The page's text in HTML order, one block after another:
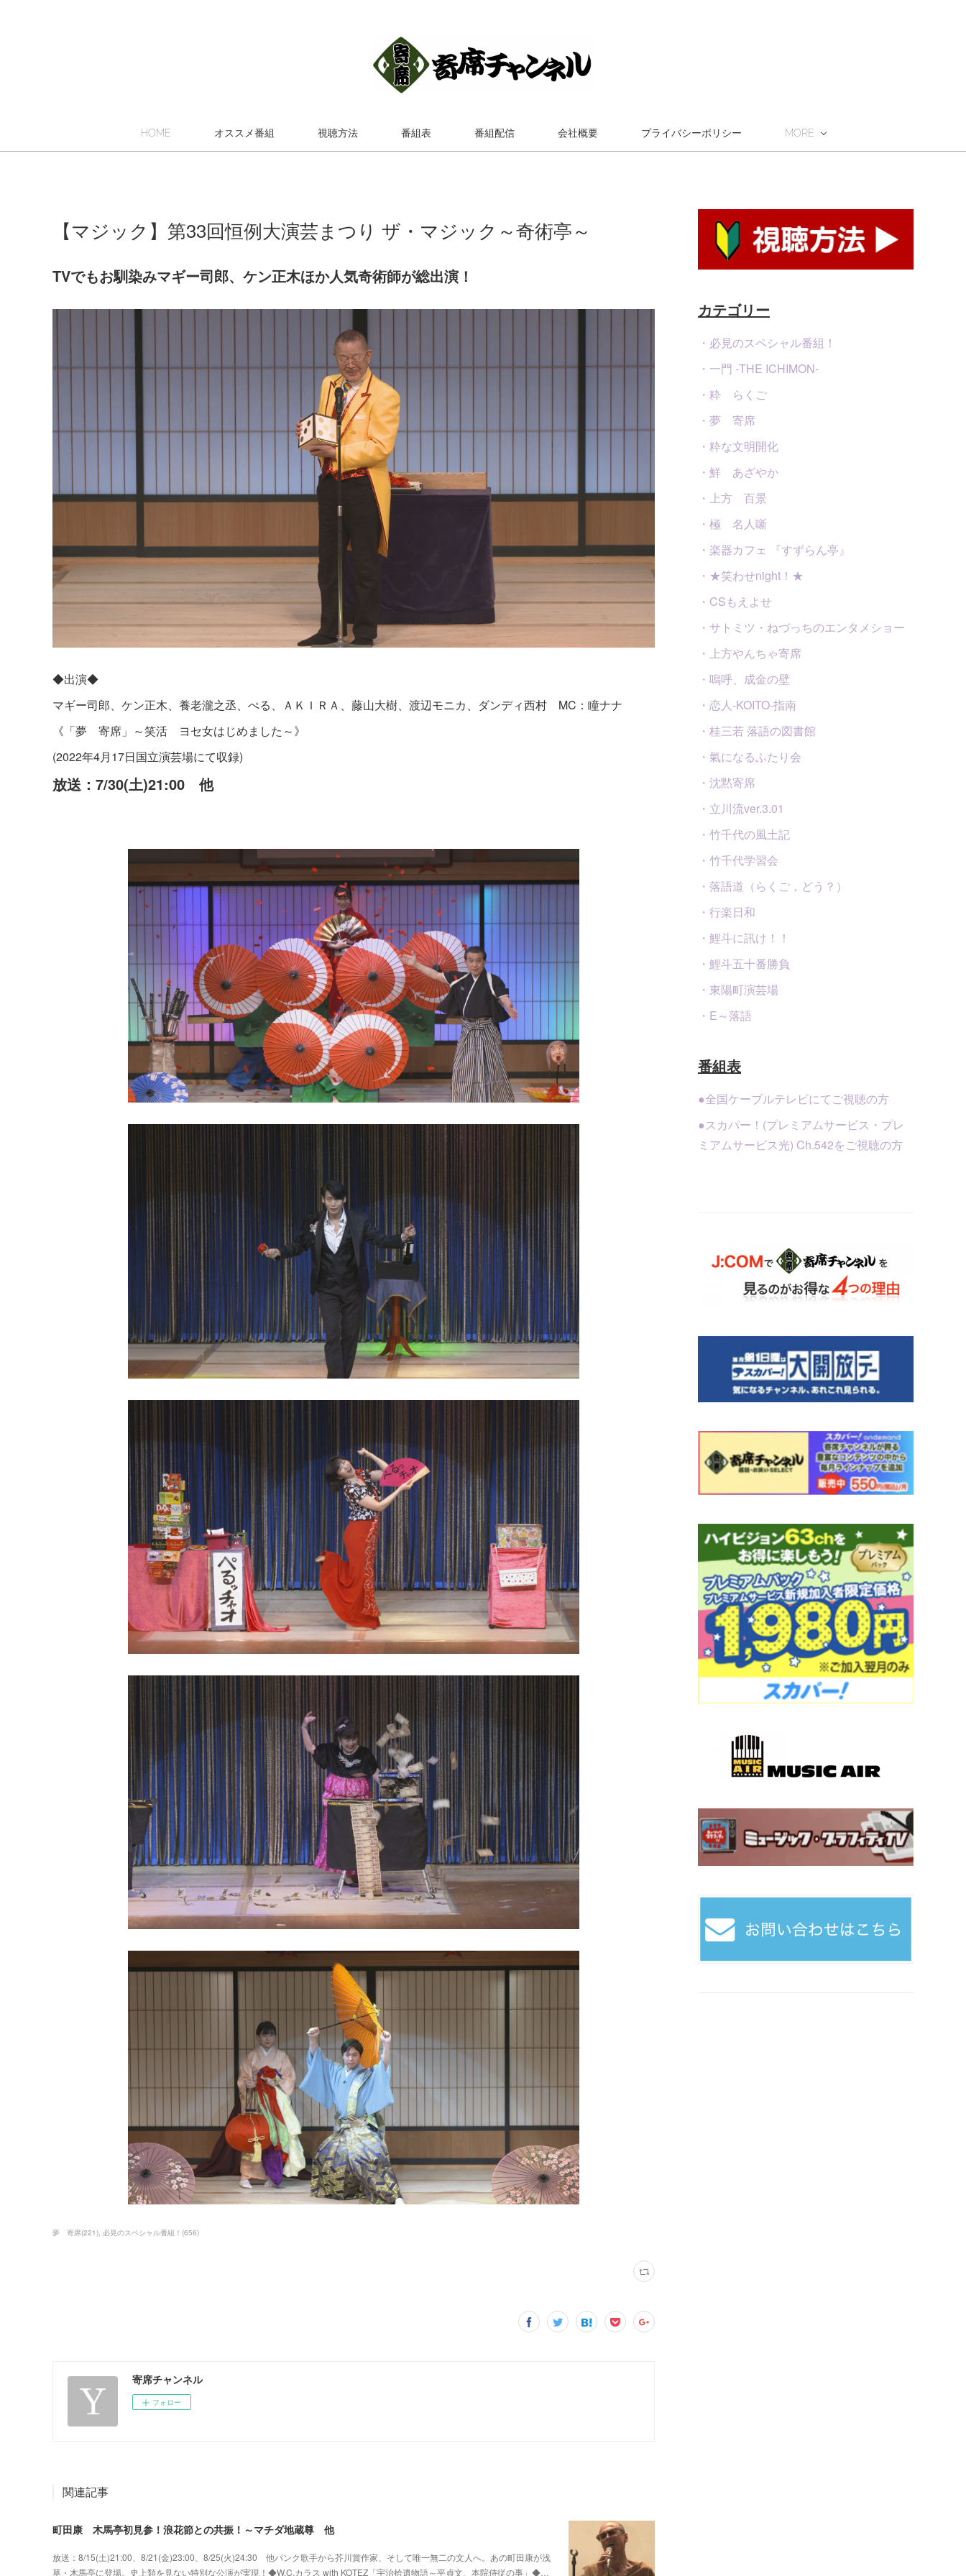
HOME オススメ番組 視聴方法 番組表 番組配信 会社概要 プライバシーポリシー MORE
【マジック】第33回恒例大演芸まつり ザ・マジック～奇術亭～
TVでもお馴染みマギー司郎、ケン正木ほか人気奇術師が総出演！
◆出演◆
マギー司郎、ケン正木、養老瀧之丞、ぺる、ＡＫＩＲＡ、藤山大樹、渡辺モニカ、ダンディ西村 MC：瞳ナナ
《「夢 寄席」～笑活 ヨセ女はじめました～》
(2022年4月17日国立演芸場にて収録)
放送：7/30(土)21:00 他
夢 寄席(221) 必見のスペシャル番組！ (656)
寄席チャンネル
フォロー
関連記事
町田康 木馬亭初見参！浪花節との共振！～マチダ地蔵尊 他
放送：8/15(土)21:00、8/21(金)23:00、8/25(火)24:30 他パンク歌手から芥川賞作家、そして唯一無二の文人へ。あの町田康が浅
草・木馬亭に登場。史上類を見ない特別な公演が実現！◆W.C.カラス with KOTEZ「宇治拾遺物語～平貞文、本院侍従の事」◆…
カテゴリー
・必見のスペシャル番組！
・一門 -THE ICHIMON-
・粋 らくご
・夢 寄席
・粋な文明開化
・鮮 あざやか
・上方 百景
・極 名人噺
・楽器カフェ 『すずらん亭』
・★笑わせnight！★
・CSもえよせ
・サトミツ・ねづっちのエンタメショー
・上方やんちゃ寄席
・嗚呼、成金の壁
・恋人-KOITO-指南
・桂三若 落語の図書館
・氣になるふたり会
・沈黙寄席
・立川流ver.3.01
・竹千代の風土記
・竹千代学習会
・落語道（らくご，どう？）
・行楽日和
・鯉斗に訊け！！
・鯉斗五十番勝負
・東陽町演芸場
・E～落語
番組表
●全国ケーブルテレビにてご視聴の方
●スカパー！(プレミアムサービス・プレ
ミアムサービス光) Ch.542をご視聴の方